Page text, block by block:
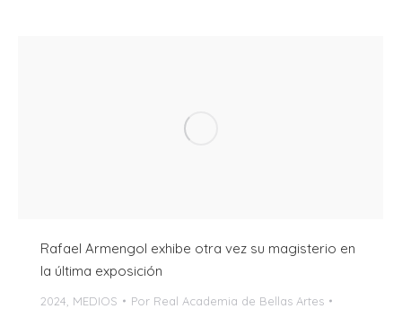
Rafael Armengol exhibe otra vez su magisterio en
la última exposición
2024 MEDIOS Por Real Academia de Bellas Artes